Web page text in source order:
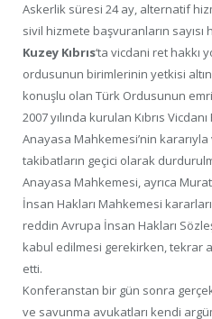
Askerlik süresi 24 ay, alternatif
sivil hizmete başvuranların sayısı
Kuzey Kıbrıs‘ta vicdani ret hakkı
ordusunun birimlerinin yetkisi
konuşlu olan Türk Ordusunun
2007 yılında kurulan Kıbrıs
Anayasa Mahkemesi’nin
takibatların geçici olarak
Anayasa Mahkemesi, ayrıca
İnsan Hakları Mahkemesi
reddin Avrupa İnsan Hakları
kabul edilmesi gerekirken, tekrar
etti.
Konferanstan bir gün sonra
ve savunma avukatları kendi